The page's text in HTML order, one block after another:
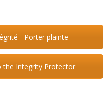
- Porter plainte
the Integrity Protector